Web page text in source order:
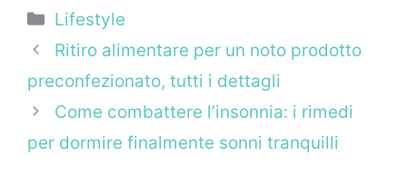
Categorie
Lifestyle
Ritiro alimentare per un noto prodotto
preconfezionato, tutti i dettagli
Come combattere l’insonnia: i rimedi
per dormire finalmente sonni tranquilli